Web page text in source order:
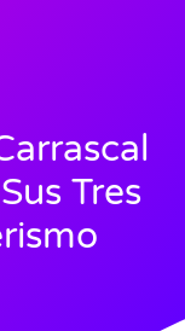
Tres